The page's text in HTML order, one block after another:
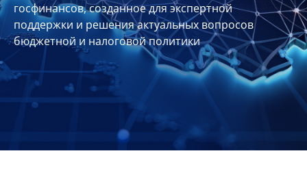
Участники
Планы
отчеты
Контакты
госфинансов, созданное для экспертной
поддержки и решения актуальных вопросов
бюджетной и налоговой политики